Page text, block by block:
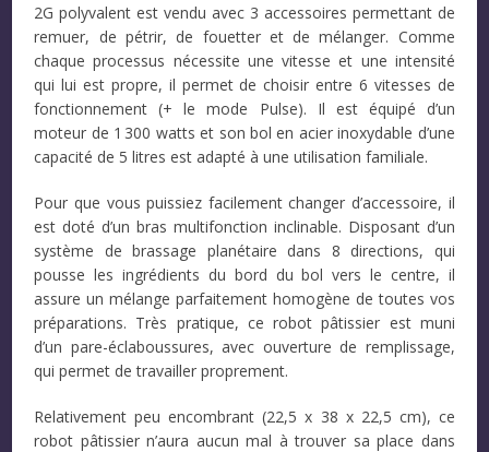
2G polyvalent est vendu avec 3 accessoires permettant de
remuer, de pétrir, de fouetter et de mélanger. Comme
chaque processus nécessite une vitesse et une intensité
qui lui est propre, il permet de choisir entre 6 vitesses de
fonctionnement (+ le mode Pulse). Il est équipé d’un
moteur de 1 300 watts et son bol en acier inoxydable d’une
capacité de 5 litres est adapté à une utilisation familiale.
Pour que vous puissiez facilement changer d’accessoire, il
est doté d’un bras multifonction inclinable. Disposant d’un
système de brassage planétaire dans 8 directions, qui
pousse les ingrédients du bord du bol vers le centre, il
assure un mélange parfaitement homogène de toutes vos
préparations. Très pratique, ce robot pâtissier est muni
d’un pare-éclaboussures, avec ouverture de remplissage,
qui permet de travailler proprement.
Relativement peu encombrant (22,5 x 38 x 22,5 cm), ce
robot pâtissier n’aura aucun mal à trouver sa place dans